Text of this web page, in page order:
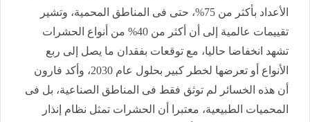
الأعداد بأكثر من 75%، حتى فى المناطق المحمية، وتشير
تقييمات عالمية إلى أن أكثر من 40% من أنواع الحشرات
تشهد انخفاضا حاليا، مع توقعات بفقدان ما يصل إلى ربع
الأنواع أو تعرضها لخطر كبير بحلول عام 2030، وأكد فارون
أن هذه الخسائر لم توثق فقط فى المناطق الصناعية، بل فى
المحميات الطبيعية، معتبرا أن الحشرات تمثل نظام إنذار